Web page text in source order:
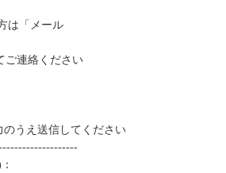
は「メール
ご連絡ください
うえ送信してください